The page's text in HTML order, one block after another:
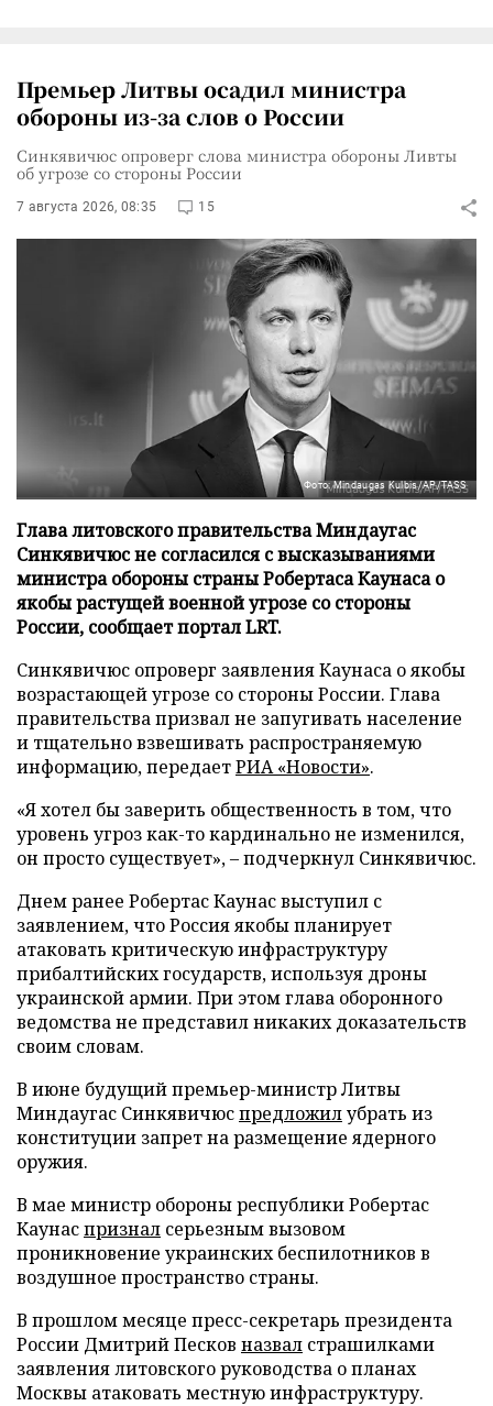
Премьер Литвы осадил министра
обороны из-за слов о России
Синкявичюс опроверг слова министра обороны Ливты
об угрозе со стороны России
7 августа 2026, 08:35 15
Фото: Mindaugas Kulbis/AP/TASS
Глава литовского правительства Миндаугас
Синкявичюс не согласился с высказываниями
министра обороны страны Робертаса Каунаса о
якобы растущей военной угрозе со стороны
России, сообщает портал LRT.
Синкявичюс опроверг заявления Каунаса о якобы
возрастающей угрозе со стороны России. Глава
правительства призвал не запугивать население
и тщательно взвешивать распространяемую
информацию, передаетРИА «Новости».
«Я хотел бы заверить общественность в том, что
уровень угроз как-то кардинально не изменился,
он просто существует», – подчеркнул Синкявичюс.
Днем ранее Робертас Каунас выступил с
заявлением, что Россия якобы планирует
атаковать критическую инфраструктуру
прибалтийских государств, используя дроны
украинской армии. При этом глава оборонного
ведомства не представил никаких доказательств
своим словам.
В июне будущий премьер-министр Литвы
Миндаугас Синкявичюспредложилубрать из
конституции запрет на размещение ядерного
оружия.
В мае министр обороны республики Робертас
Каунаспризнал серьезным вызовом
проникновение украинских беспилотников в
воздушное пространство страны.
В прошлом месяце пресс-секретарь президента
России Дмитрий Песков назвал страшилками
заявления литовского руководства о планах
Москвы атаковать местную инфраструктуру.